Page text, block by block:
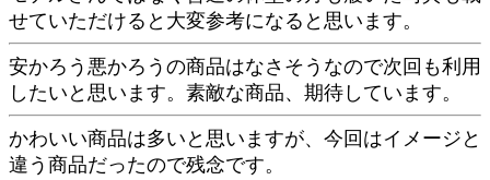
せていただけると大変参考になると思います。
安かろう悪かろうの商品はなさそうなので次回も利用
したいと思います。素敵な商品、期待しています。
かわいい商品は多いと思いますが、今回はイメージと
違う商品だったので残念です。